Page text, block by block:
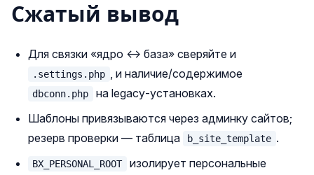
Сжатый вывод
Для связки «ядро ↔ база» сверяйте и
.settings.php , и наличие/содержимое
dbconn.php
на legacy‑установках.
Шаблоны привязываются через админку сайтов;
резерв проверки — таблица
b_site_template .
BX_PERSONAL_ROOT
изолирует персональные